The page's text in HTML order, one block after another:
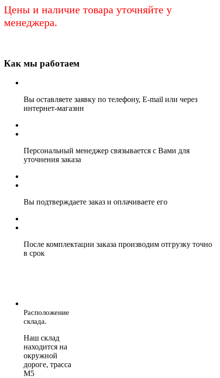
Цены и наличие товара уточняйте у
менеджера.
Как мы работаем
Вы оставляете заявку по телефону, E-mail или через
интернет-магазин
Персональный менеджер связывается с Вами для
уточнения заказа
Вы подтверждаете заказ и оплачиваете его
После комплектации заказа производим отгрузку точно
в срок
Расположение
склада.
Наш склад
находится на
окружной
дороге, трасса
М5